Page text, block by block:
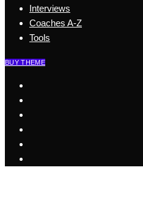
Interviews
Coaches A-Z
Tools
BUY THEME